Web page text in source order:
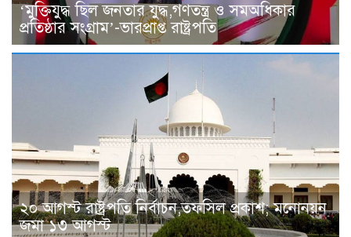
‘মুক্তিযুদ্ধ ছিল জনতার যুদ্ধ,গণতন্ত্র ও সমঅধিকার
প্রতিষ্ঠার সংগ্রাম’-ভারপ্রাপ্ত রাষ্ট্রপতি
২০ আগস্ট রাষ্ট্রপতি নির্বাচন,তফসিল প্রকাশ; মনোনয়ন
জমা ১৩ আগস্ট